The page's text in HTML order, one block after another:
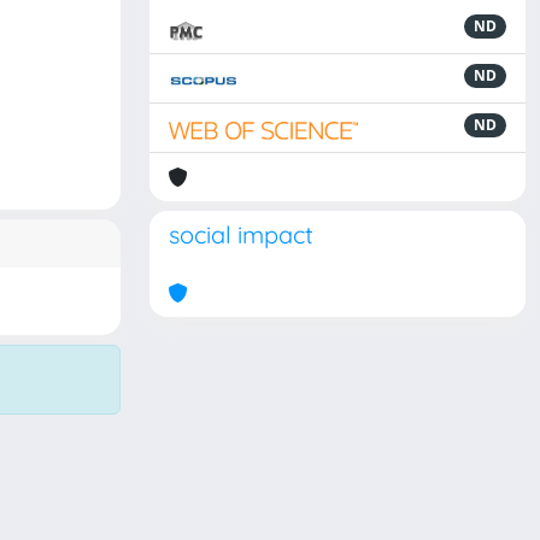
ND
ND
ND
social impact